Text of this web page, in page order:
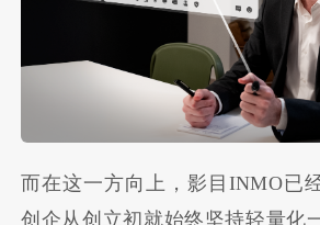
而在这一方向上，影目INMO已
创企从创立初就始终坚持轻量化